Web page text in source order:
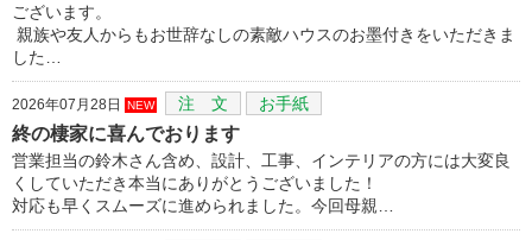
ございます。
親族や友人からもお世辞なしの素敵ハウスのお墨付きをいただきま
した…
2026年07月28日 NEW 注 文 お手紙
終の棲家に喜んでおります
営業担当の鈴木さん含め、設計、工事、インテリアの方には大変良
くしていただき本当にありがとうございました！
対応も早くスムーズに進められました。今回母親…